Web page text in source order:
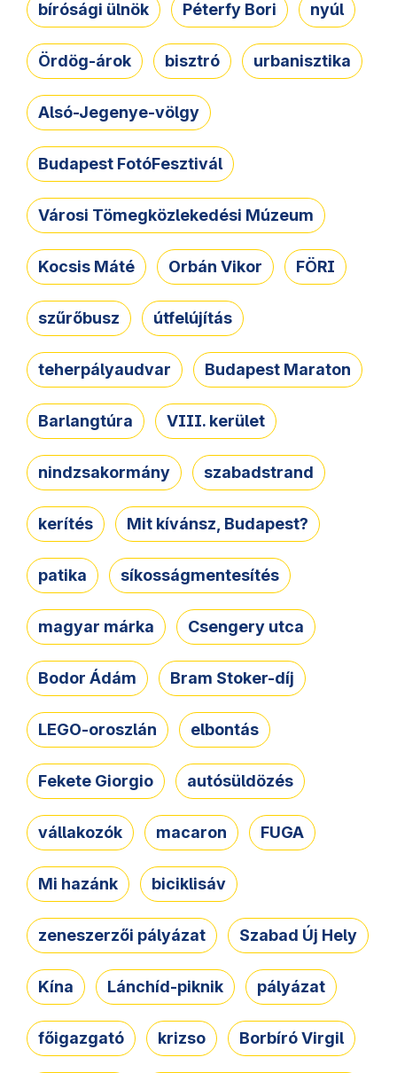
bírósági ülnök Péterfy Bori nyúl
Ördög-árok bisztró urbanisztika
Alsó-Jegenye-völgy
Budapest FotóFesztivál
Városi Tömegközlekedési Múzeum
Kocsis Máté Orbán Vikor FÖRI
szűrőbusz útfelújítás
teherpályaudvar Budapest Maraton
Barlangtúra VIII. kerület
nindzsakormány szabadstrand
kerítés Mit kívánsz, Budapest?
patika síkosságmentesítés
magyar márka Csengery utca
Bodor Ádám Bram Stoker-díj
LEGO-oroszlán elbontás
Fekete Giorgio autósüldözés
vállakozók macaron FUGA
Mi hazánk biciklisáv
zeneszerzői pályázat Szabad Új Hely
Kína Lánchíd-piknik pályázat
főigazgató krizso Borbíró Virgil